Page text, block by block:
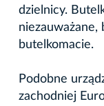
dzielnicy.
niezauważane,
butelkomacie.
Podobne
zachodniej